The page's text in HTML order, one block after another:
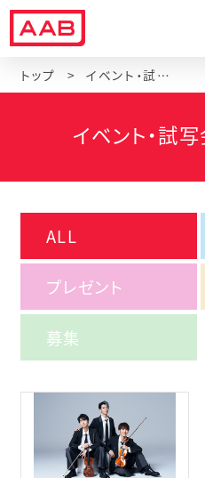
トップ イベント・試写会・プレゼント
イベント・試
ALL
プレゼント
募集